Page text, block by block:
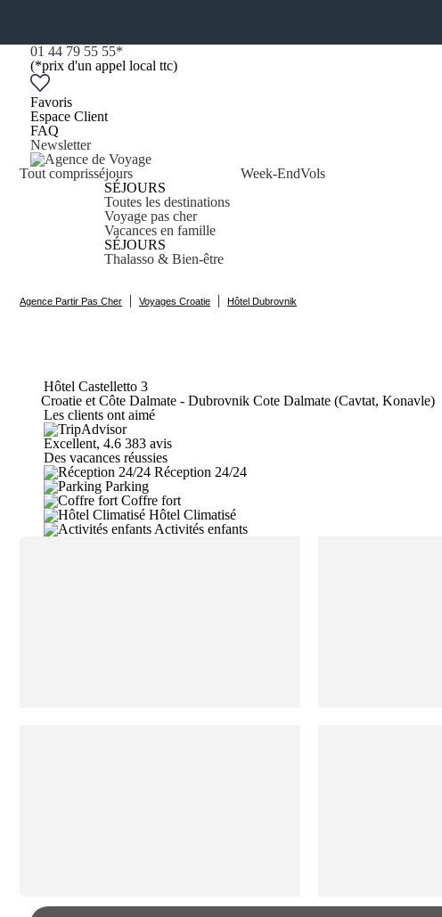
01 44 79 55 55*
(*prix d'un appel local ttc)
Favoris
Espace Client
FAQ
Newsletter
Tout comprisséjours
SÉJOURS
Toutes les destinations
Voyage pas cher
Vacances en famille
SÉJOURS
Thalasso & Bien-être
Week-EndVols
Agence Partir Pas Cher | Voyages Croatie | Hôtel Dubrovnik
Hôtel Castelletto 3
Croatie et Côte Dalmate - Dubrovnik Cote Dalmate (Cavtat, Konavle)
Les clients ont aimé
Excellent, 4.6 383 avis
Des vacances réussies
Réception 24/24
Parking
Coffre fort
Hôtel Climatisé
Activités enfants